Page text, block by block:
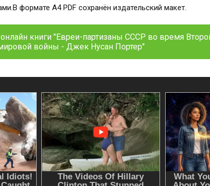
формате А4 PDF сохранён издательский макет.
книги "Евреи-партизаны СССР во время
войны - Джек Нусан Портер"